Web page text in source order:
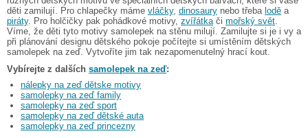
děti zamilují. Pro chlapečky máme vláčky, dinosaury nebo třeba lodě a
piráty. Pro holčičky pak pohádkové motivy, zvířátka či mořský svět
Víme, že děti tyto motivy samolepek na stěnu milují. Zamilujte si je i vy a
při plánování designu dětského pokoje počítejte si umístěním dětských
samolepek na zeď. Vytvoříte jim tak nezapomenutelný hrací kout.
Vybírejte z dalších samolepek na zeď:
nálepky na zeď dětske motivy
samolepky na zeď family
samolepky na zeď sport
samolepky na zeď dětské auta
samolepky na zeď princezny